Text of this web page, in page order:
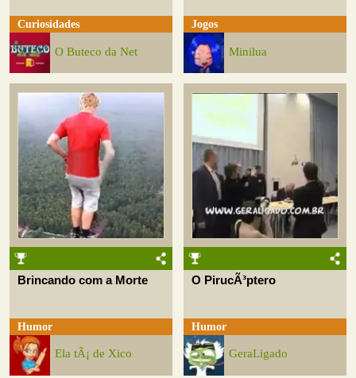
Curiosidades
O Buteco da Net
Jogos
Minilua
Brincando com a Morte
Humor
Ela tÃ¡ de Xico
O PirucÃ³ptero
Humor
GeraLigado